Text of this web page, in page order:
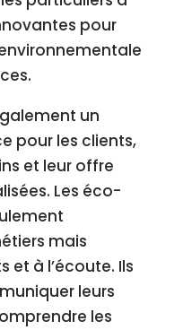
pour
un
pour les clients,
et leur offre
Les éco-
mais
à l’écoute. Ils
leurs
les